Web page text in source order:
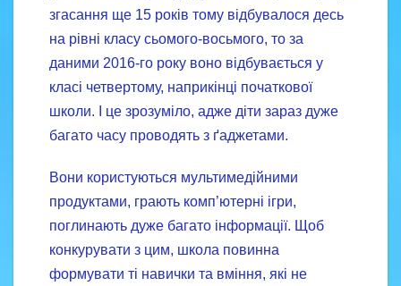
згасання ще 15 років тому відбувалося десь
на рівні класу сьомого-восьмого, то за
даними 2016-го року воно відбувається у
класі четвертому, наприкінці початкової
школи. І це зрозуміло, адже діти зараз дуже
багато часу проводять з ґаджетами.
Вони користуються мультимедійними
продуктами, грають комп’ютерні ігри,
поглинають дуже багато інформації. Щоб
конкурувати з цим, школа повинна
формувати ті навички та вміння, які не